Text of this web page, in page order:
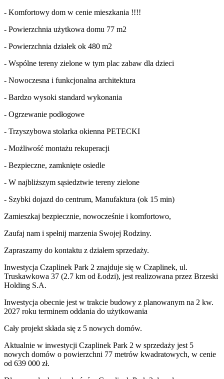
- Komfortowy dom w cenie mieszkania !!!!
- Powierzchnia użytkowa domu 77 m2
- Powierzchnia działek ok 480 m2
- Wspólne tereny zielone w tym plac zabaw dla dzieci
- Nowoczesna i funkcjonalna architektura
- Bardzo wysoki standard wykonania
- Ogrzewanie podłogowe
- Trzyszybowa stolarka okienna PETECKI
- Możliwość montażu rekuperacji
- Bezpieczne, zamknięte osiedle
- W najbliższym sąsiedztwie tereny zielone
- Szybki dojazd do centrum, Manufaktura (ok 15 min)
Zamieszkaj bezpiecznie, nowocześnie i komfortowo,
Zaufaj nam i spełnij marzenia Swojej Rodziny.
Zapraszamy do kontaktu z działem sprzedaży.
Inwestycja Czaplinek Park 2 znajduje się w Czaplinek, ul.
Truskawkowa 37 (2.7 km od Łodzi), jest realizowana przez Brzeski
Holding S.A.
Inwestycja obecnie jest w trakcie budowy z planowanym na 2 kw.
2027 roku terminem oddania do użytkowania
Cały projekt składa się z 5 nowych domów.
Aktualnie w inwestycji Czaplinek Park 2 w sprzedaży jest 5
nowych domów o powierzchni 77 metrów kwadratowych, w cenie
od 639 000 zł.